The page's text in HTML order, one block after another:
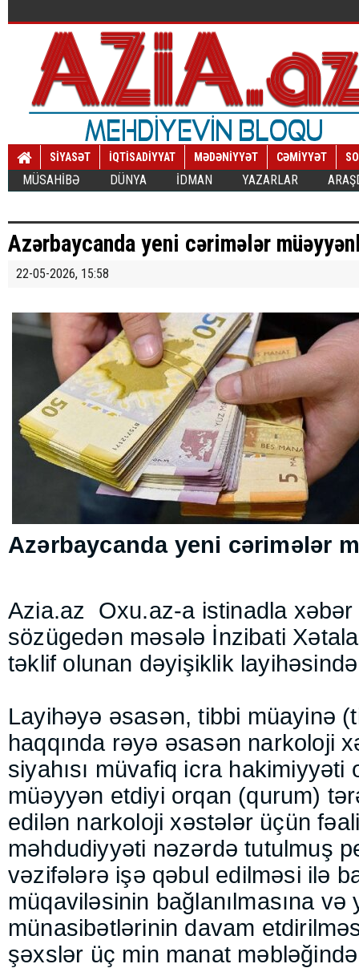
SİYASƏT İQTİSADİYYAT MƏDƏNİYYƏT CƏMİYYƏT
MÜSAHİBƏ DÜNYA İDMAN YAZARLAR
Azərbaycanda yeni cərimələr
22-05-2026, 15:58
Azərbaycanda yeni cərimələr
Azia.az
Oxu.az-a istinadla
sözügedən məsələ İnzibati
təklif olunan dəyişiklik
Layihəyə əsasən, tibbi müayinə
haqqında rəyə əsasən narkoloji
siyahısı müvafiq icra hakimiyyəti
müəyyən etdiyi orqan (qurum)
edilən narkoloji xəstələr üçün
məhdudiyyəti nəzərdə tutulmuş
vəzifələrə işə qəbul edilməsi ilə
müqaviləsinin bağlanılmasına və
münasibətlərinin davam
şəxslər üç min manat